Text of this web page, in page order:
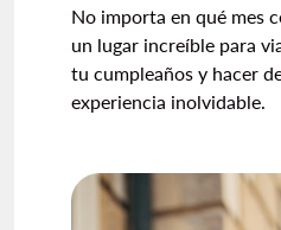
No importa en qué mes
un lugar increíble para
tu cumpleaños y hacer
experiencia inolvidable.